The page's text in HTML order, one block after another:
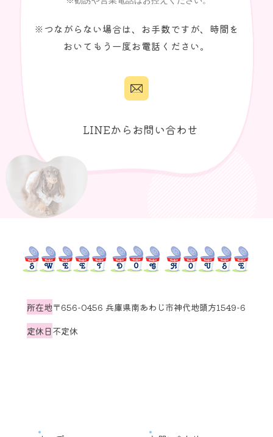
※つながらない場合は、お手数ですが、時間を
おいてもう一度お電話ください。
LINEからお問い合わせ
所在地〒656-0456 兵庫県南あわじ市神代地頭方1549-6
定休日不定休